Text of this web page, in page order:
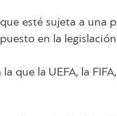
esté sujeta a
en la
la que la UEFA, la